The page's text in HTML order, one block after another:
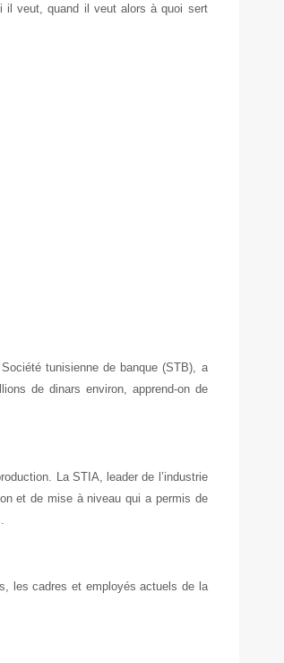
il veut, quand il veut alors à quoi sert
tunisienne de banque (STB), a
de dinars environ, apprend-on de
La STIA, leader de l’industrie
et de mise à niveau qui a permis de
les cadres et employés actuels de la